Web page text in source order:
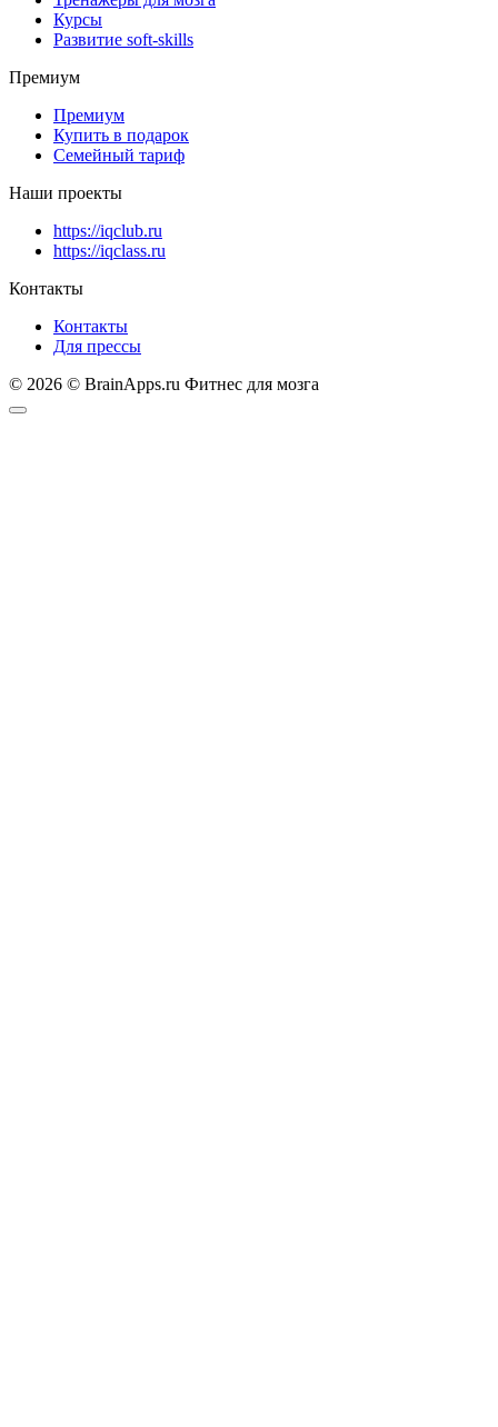
Курсы
Развитие soft-skills
Премиум
Премиум
Купить в подарок
Семейный тариф
Наши проекты
https://iqclub.ru
https://iqclass.ru
Контакты
Контакты
Для прессы
© 2026 © BrainApps.ru Фитнес для мозга